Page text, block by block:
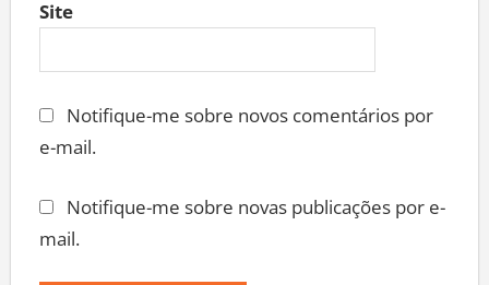
Site
Notifique-me sobre novos comentários por
e-mail.
Notifique-me sobre novas publicações por e-
mail.